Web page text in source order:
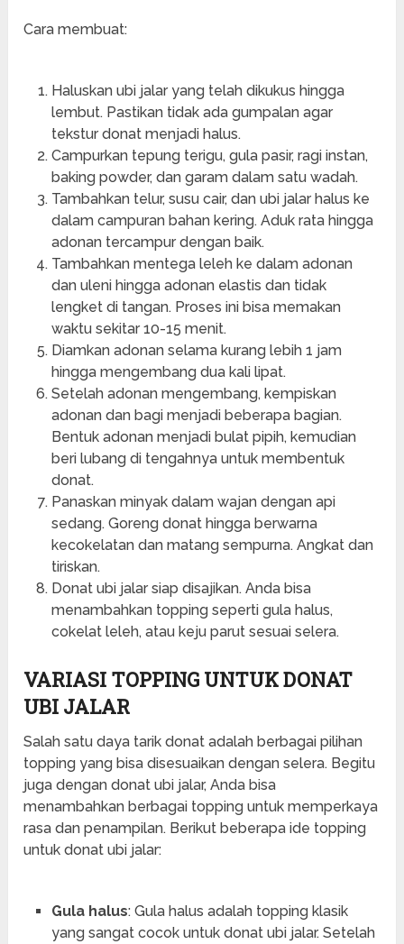
Cara membuat:
Haluskan ubi jalar yang telah dikukus hingga
lembut. Pastikan tidak ada gumpalan agar
tekstur donat menjadi halus.
Campurkan tepung terigu, gula pasir, ragi instan,
baking powder, dan garam dalam satu wadah.
Tambahkan telur, susu cair, dan ubi jalar halus ke
dalam campuran bahan kering. Aduk rata hingga
adonan tercampur dengan baik.
Tambahkan mentega leleh ke dalam adonan
dan uleni hingga adonan elastis dan tidak
lengket di tangan. Proses ini bisa memakan
waktu sekitar 10-15 menit.
Diamkan adonan selama kurang lebih 1 jam
hingga mengembang dua kali lipat.
Setelah adonan mengembang, kempiskan
adonan dan bagi menjadi beberapa bagian.
Bentuk adonan menjadi bulat pipih, kemudian
beri lubang di tengahnya untuk membentuk
donat.
Panaskan minyak dalam wajan dengan api
sedang. Goreng donat hingga berwarna
kecokelatan dan matang sempurna. Angkat dan
tiriskan.
Donat ubi jalar siap disajikan. Anda bisa
menambahkan topping seperti gula halus,
cokelat leleh, atau keju parut sesuai selera.
VARIASI TOPPING UNTUK DONAT
UBI JALAR
Salah satu daya tarik donat adalah berbagai pilihan
topping yang bisa disesuaikan dengan selera. Begitu
juga dengan donat ubi jalar, Anda bisa
menambahkan berbagai topping untuk memperkaya
rasa dan penampilan. Berikut beberapa ide topping
untuk donat ubi jalar:
Gula halus: Gula halus adalah topping klasik
yang sangat cocok untuk donat ubi jalar. Setelah